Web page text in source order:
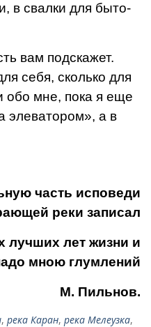
в свалки для быто­
вам подскажет.
себя, сколько для
обо мне, пока я еще
элеватором», а в
часть исповеди
реки записал
лучших лет жизни и
мною глумлений
М. Пильнов.
, река Каран, река Мелеузка,